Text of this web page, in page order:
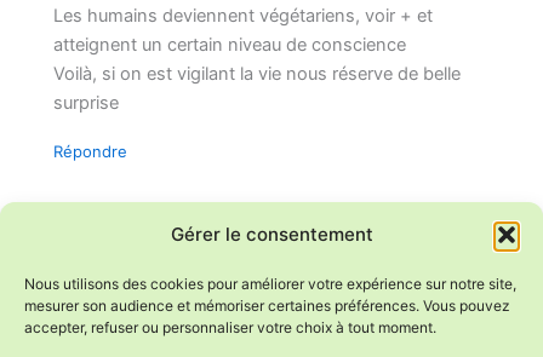
Gérer le consentement
Nous utilisons des cookies pour améliorer votre expérience sur notre site,
mesurer son audience et mémoriser certaines préférences. Vous pouvez
accepter, refuser ou personnaliser votre choix à tout moment.
Les humains deviennent végétariens, voir + et
atteignent un certain niveau de conscience
Voilà, si on est vigilant la vie nous réserve de belle
surprise
Répondre
août 30, 2017 à 4:26 pm